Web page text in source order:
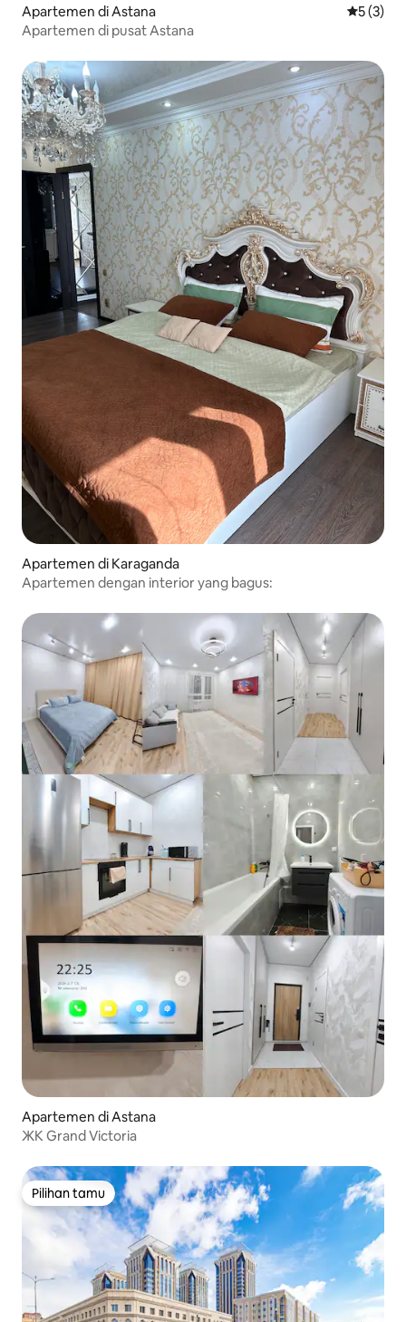
Apartemen di Astana Nilai
5 (3)
Apartemen di pusat Astana
Apartemen di Karaganda
Apartemen dengan interior yang bagus:
Apartemen di Astana
ЖК Grand Victoria
Pilihan tamu
Pilihan tamu